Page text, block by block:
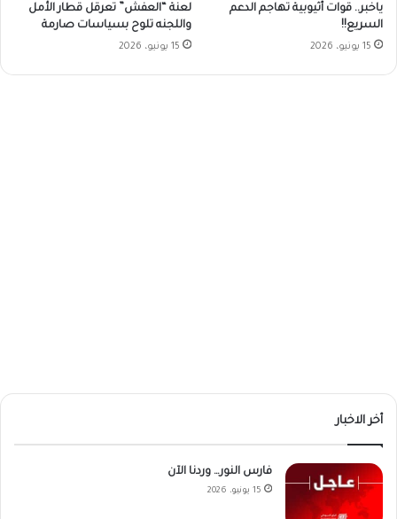
ياخبر.. قوات أثيوبية تهاجم الدعم
السريع!!
15 يونيو، 2026
لعنة “العفش” تعرقل قطار الأمل
واللجنه تلوح بسياسات صارمة
15 يونيو، 2026
أخر الاخبار
فارس النور… وردنا الآن
15 يونيو، 2026